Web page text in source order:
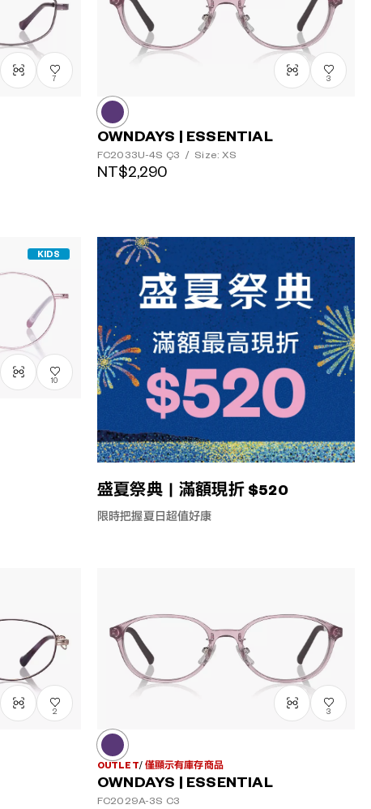
盛夏祭典｜滿額現折 $520
限時把握夏日超值好康
7 3
OWNDAYS | ESSENTIAL
FC2033U-4S Ç3 / Size: XS
NT$2,290
KIDS
10
2 3
OUTLET 僅顯示有庫存商品
OWNDAYS | ESSENTIAL
FC2029A-3S C3